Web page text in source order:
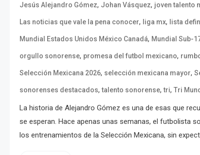
Jesús Alejandro Gómez, Johan Vásquez, joven talento
Las noticias que vale la pena conocer, liga mx, lista
Mundial Estados Unidos México Canadá, Mundial Sub-
orgullo sonorense, promesa del futbol mexicano,
Selección Mexicana 2026, selección mexicana mayor,
sonorenses destacados,talento sonorense,tri, Tri
La historia de Alejandro Gómez es una de esas que
se esperan. Hace apenas unas semanas, el futbolista
los entrenamientos de la Selección Mexicana, sin